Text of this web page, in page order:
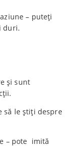
– puteți
duri.
și sunt
să le știți despre
– pote imită